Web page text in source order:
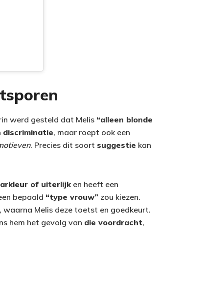
werd gesteld dat Melis “alleen blonde
discriminatie, maar roept ook een
. Precies dit soort suggestie kan
of uiterlijken heeft een
bepaald “type vrouw” zou kiezen.
, waarna Melis deze toetst en goedkeurt.
hem het gevolg van die voordracht,